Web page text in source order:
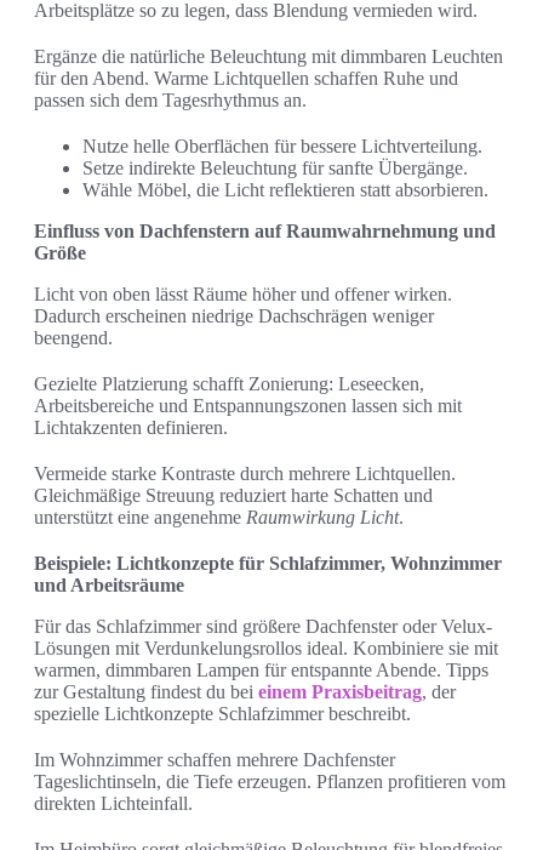
Arbeitsplätze so zu legen, dass Blendung vermieden wird.
Ergänze die natürliche Beleuchtung mit dimmbaren Leuchten
für den Abend. Warme Lichtquellen schaffen Ruhe und
passen sich dem Tagesrhythmus an.
Nutze helle Oberflächen für bessere Lichtverteilung.
Setze indirekte Beleuchtung für sanfte Übergänge.
Wähle Möbel, die Licht reflektieren statt absorbieren.
Einfluss von Dachfenstern auf Raumwahrnehmung und
Größe
Licht von oben lässt Räume höher und offener wirken.
Dadurch erscheinen niedrige Dachschrägen weniger
beengend.
Gezielte Platzierung schafft Zonierung: Leseecken,
Arbeitsbereiche und Entspannungszonen lassen sich mit
Lichtakzenten definieren.
Vermeide starke Kontraste durch mehrere Lichtquellen.
Gleichmäßige Streuung reduziert harte Schatten und
unterstützt eine angenehme Raumwirkung Licht.
Beispiele: Lichtkonzepte für Schlafzimmer, Wohnzimmer
und Arbeitsräume
Für das Schlafzimmer sind größere Dachfenster oder Velux-
Lösungen mit Verdunkelungsrollos ideal. Kombiniere sie mit
warmen, dimmbaren Lampen für entspannte Abende. Tipps
zur Gestaltung findest du bei einem Praxisbeitrag, der
spezielle Lichtkonzepte Schlafzimmer beschreibt.
Im Wohnzimmer schaffen mehrere Dachfenster
Tageslichtinseln, die Tiefe erzeugen. Pflanzen profitieren vom
direkten Lichteinfall.